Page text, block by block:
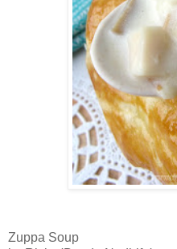
Zuppa Soup